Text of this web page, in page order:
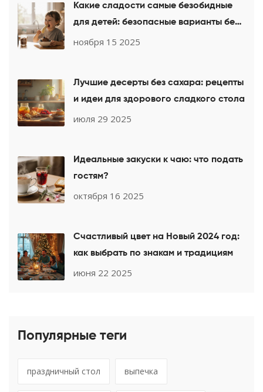
Какие сладости самые безобидные
для детей: безопасные варианты без
сахара и искусственных добавок
ноября 15 2025
Лучшие десерты без сахара: рецепты
и идеи для здорового сладкого стола
июля 29 2025
Идеальные закуски к чаю: что подать
гостям?
октября 16 2025
Счастливый цвет на Новый 2024 год:
как выбрать по знакам и традициям
июня 22 2025
Популярные теги
праздничный стол выпечка